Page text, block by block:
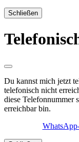
Schließen
Du kannst mich jetzt
telefonisch nicht
diese Telefonnummer
erreichbar bin.